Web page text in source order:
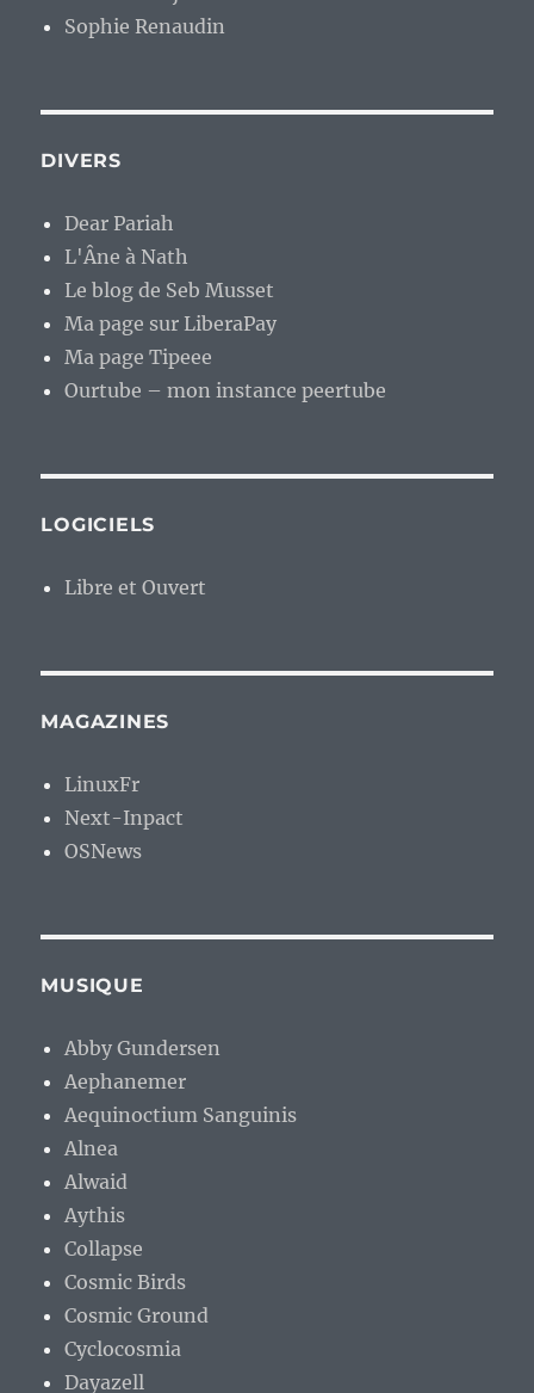
Sophie Renaudin
DIVERS
Dear Pariah
L'Âne à Nath
Le blog de Seb Musset
Ma page sur LiberaPay
Ma page Tipeee
Ourtube – mon instance peertube
LOGICIELS
Libre et Ouvert
MAGAZINES
LinuxFr
Next-Inpact
OSNews
MUSIQUE
Abby Gundersen
Aephanemer
Aequinoctium Sanguinis
Alnea
Alwaid
Aythis
Collapse
Cosmic Birds
Cosmic Ground
Cyclocosmia
Dayazell